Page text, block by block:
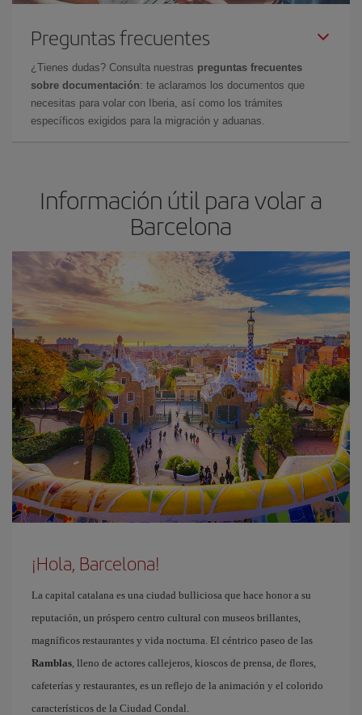
Preguntas frecuentes
¿Tienes dudas? Consulta nuestras preguntas frecuentes
sobre documentación: te aclaramos los documentos que
necesitas para volar con Iberia, así como los trámites
específicos exigidos para la migración y aduanas.
Información útil para volar a
Barcelona
¡Hola, Barcelona!
La capital catalana es una ciudad bulliciosa que hace honor a su
reputación, un próspero centro cultural con museos brillantes,
magníficos restaurantes y vida nocturna. El céntrico paseo de las
Ramblas, lleno de actores callejeros, kioscos de prensa, de flores,
cafeterías y restaurantes, es un reflejo de la animación y el colorido
característicos de la Ciudad Condal.